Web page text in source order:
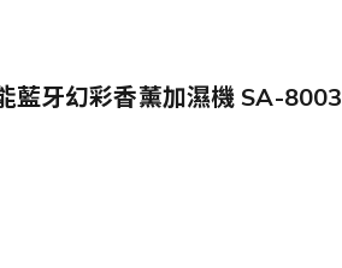
牙幻彩香薰加濕機 SA-8003